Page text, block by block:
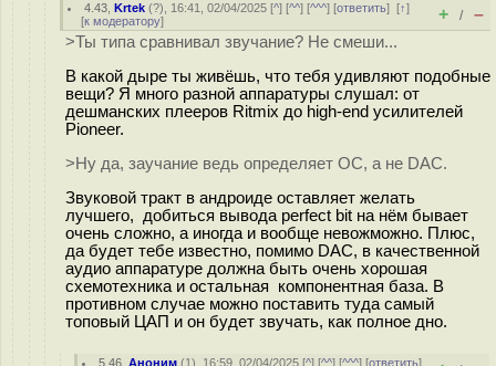
4.43 ,Krtek (?), 16:41, 02/04/2025 [^] [^^] [^^^] [ответить][↑]
[к модератору] + / –
>Ты типа сравнивал звучание? Не смеши...
В какой дыре ты живёшь, что тебя удивляют подобные
вещи? Я много разной аппаратуры слушал: от
дешманских плееров Ritmix до high-end усилителей
Pioneer.
>Ну да, заучание ведь определяет ОС, а не DAC.
Звуковой тракт в андроиде оставляет желать
лучшего, добиться вывода perfect bit на нём бывает
очень сложно, а иногда и вообще невожможно. Плюс,
да будет тебе известно, помимо DAC, в качественной
аудио аппаратуре должна быть очень хорошая
схемотехника и остальная компонентная база. В
противном случае можно поставить туда самый
топовый ЦАП и он будет звучать, как полное дно.
5.46 ,Аноним (1), 16:59, 02/04/2025 [^] [^^] [^^^] [ответить]